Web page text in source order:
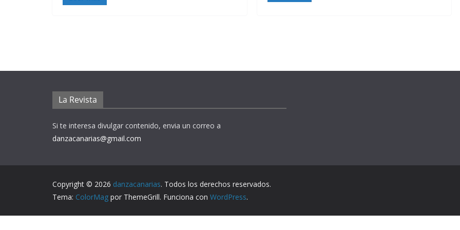
La Revista
Si te interesa divulgar contenido, envia un correo a
danzacanarias@gmail.com
Copyright © 2026 danzacanarias. Todos los derechos reservados.
Tema: ColorMag por ThemeGrill. Funciona con WordPress.